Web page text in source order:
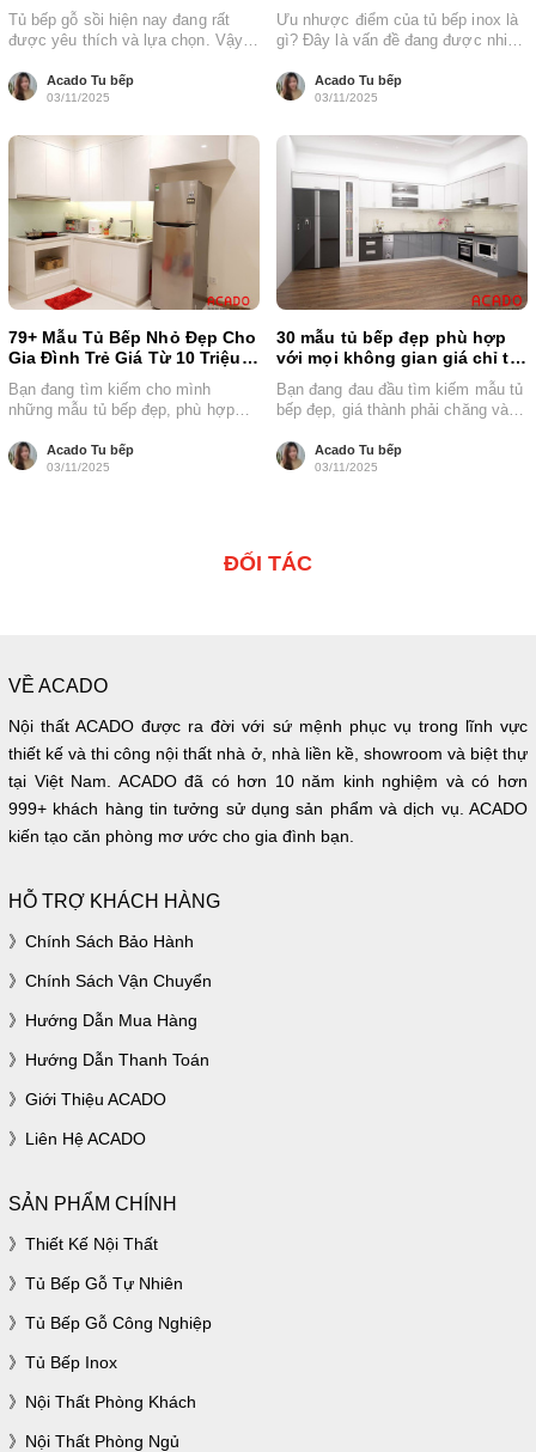
Tủ bếp gỗ sồi hiện nay đang rất
được yêu thích và lựa chọn. Vậy
Acado Tu bếp
03/11/2025
Ưu nhược điểm của tủ bếp inox là
gì? Đây là vấn đề đang được nhiều
Acado Tu bếp
03/11/2025
79+ Mẫu Tủ Bếp Nhỏ Đẹp Cho
Gia Đình Trẻ Giá Từ 10 Triệu
Đồng
Bạn đang tìm kiếm cho mình
những mẫu tủ bếp đẹp, phù hợp
Acado Tu bếp
03/11/2025
30 mẫu tủ bếp đẹp phù hợp
với mọi không gian giá chỉ từ
15 triệu đồng
Bạn đang đau đầu tìm kiếm mẫu tủ
bếp đẹp, giá thành phải chăng và
Acado Tu bếp
03/11/2025
ĐỐI TÁC
VỀ ACADO
Nội thất ACADO được ra đời với sứ mệnh phục vụ trong lĩnh vực
thiết kế và thi công nội thất nhà ở, nhà liền kề, showroom và biệt thự
tại Việt Nam. ACADO đã có hơn 10 năm kinh nghiệm và có hơn
999+ khách hàng tin tưởng sử dụng sản phẩm và dịch vụ. ACADO
kiến tạo căn phòng mơ ước cho gia đình bạn.
HỖ TRỢ KHÁCH HÀNG
Chính Sách Bảo Hành
Chính Sách Vận Chuyển
Hướng Dẫn Mua Hàng
Hướng Dẫn Thanh Toán
Giới Thiệu ACADO
Liên Hệ ACADO
SẢN PHẨM CHÍNH
Thiết Kế Nội Thất
Tủ Bếp Gỗ Tự Nhiên
Tủ Bếp Gỗ Công Nghiệp
Tủ Bếp Inox
Nội Thất Phòng Khách
Nội Thất Phòng Ngủ